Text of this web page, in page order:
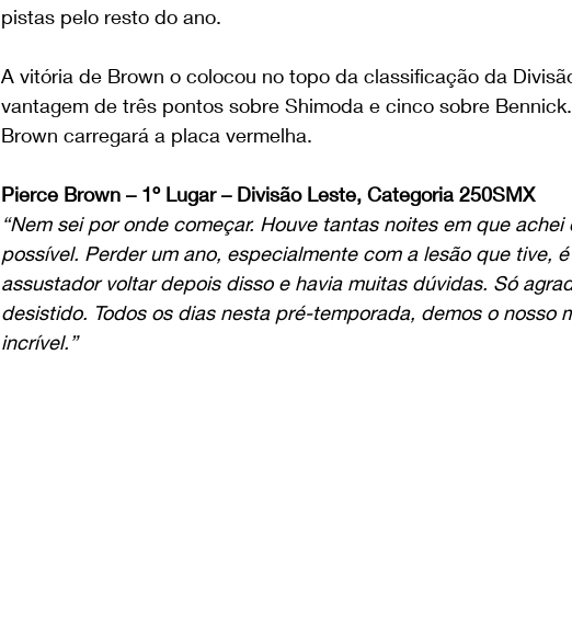
pistas pelo resto do ano.
A vitória de Brown o colocou no topo da classificação da
vantagem de três pontos sobre Shimoda e cinco sobre
Brown carregará a placa vermelha.
Pierce Brown – 1º Lugar – Divisão Leste, Categoria 250SMX
“Nem sei por onde começar. Houve tantas noites em que
possível. Perder um ano, especialmente com a lesão que tive,
assustador voltar depois disso e havia muitas dúvidas. Só
desistido. Todos os dias nesta pré-temporada, demos o nosso
incrível.”